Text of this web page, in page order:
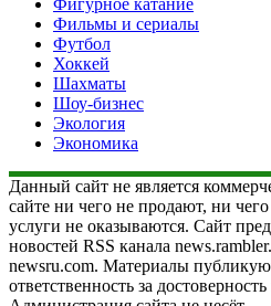
Фильмы и сериалы
Футбол
Хоккей
Шахматы
Шоу-бизнес
Экология
Экономика
Данный сайт не является
сайте ни чего не продают, ни
услуги не оказываются. Сайт
новостей RSS канала
newsru.com. Материалы
ответственность за